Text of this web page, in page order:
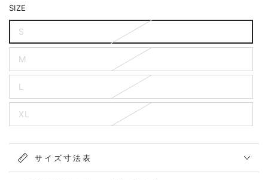
SIZE
S
M
L
XL
サイズ寸法表